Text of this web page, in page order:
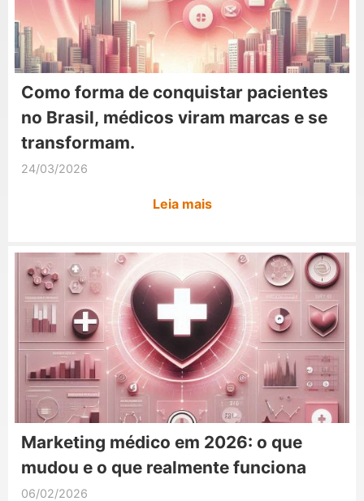
Como forma de conquistar pacientes
no Brasil, médicos viram marcas e se
transformam.
24/03/2026
Leia mais
Marketing médico em 2026: o que
mudou e o que realmente funciona
06/02/2026